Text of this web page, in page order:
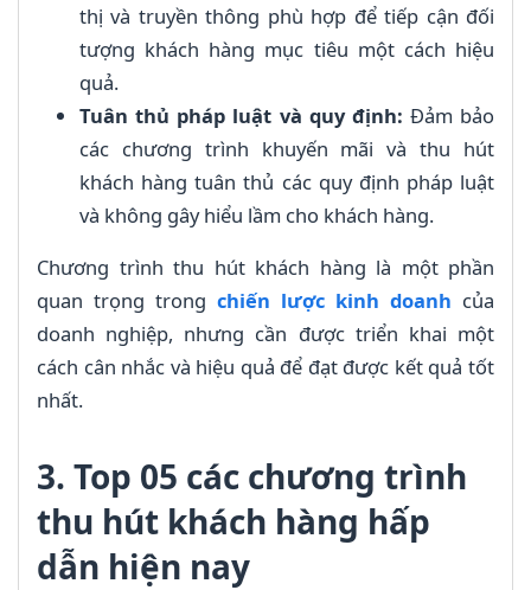
thị và truyền thông phù hợp để tiếp cận đối
tượng khách hàng mục tiêu một cách hiệu
quả.
Tuân thủ pháp luật và quy định: Đảm bảo
các chương trình khuyến mãi và thu hút
khách hàng tuân thủ các quy định pháp luật
và không gây hiểu lầm cho khách hàng.
Chương trình thu hút khách hàng là một phần
quan trọng trong chiến lược kinh doanh của
doanh nghiệp, nhưng cần được triển khai một
cách cân nhắc và hiệu quả để đạt được kết quả tốt
nhất.
3. Top 05 các chương trình
thu hút khách hàng hấp
dẫn hiện nay